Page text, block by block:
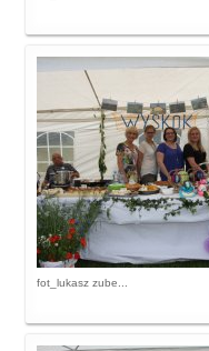
fot_lukasz zube...